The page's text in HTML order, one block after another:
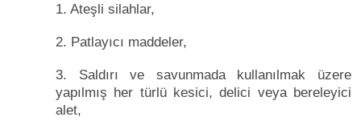
1. Ateşli silahlar,
2. Patlayıcı maddeler,
3. Saldırı ve savunmada kullanılmak üzere
yapılmış her türlü kesici, delici veya bereleyici
alet,